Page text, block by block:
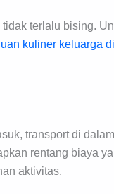
terlalu bising.
kuliner keluarga
transport di
rentang biaya
aktivitas.